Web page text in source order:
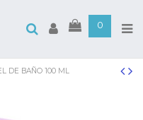
0
DE BAÑO 100 ML